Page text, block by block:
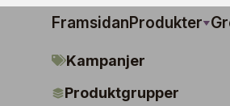
FramsidanProdukter
Kampanjer
Produktgrupper